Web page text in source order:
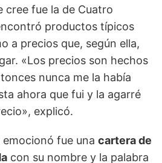
cree fue la de Cuatro
productos típicos
a precios que, según ella,
«Los precios son hechos
nunca me la había
ahora que fui y la agarré
explicó.
emocionó fue una cartera de
con su nombre y la palabra